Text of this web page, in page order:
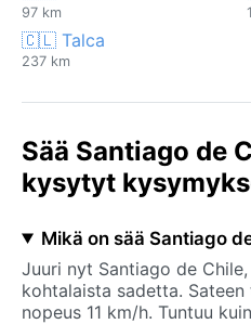
97 km
🇨🇱 Talca
237 km
Sää Santiago de
kysytyt
Mikä on sää Santiago
Juuri nyt Santiago de
kohtalaista sadetta. Sateen
nopeus 11 km/h. Tuntuu